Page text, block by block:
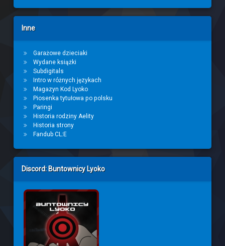
Inne
Garażowe dzieciaki
Wydane książki
Subdigitals
Intro w różnych językach
Magazyn Kod Lyoko
Piosenka tytułowa po polsku
Paringi
Historia rodziny Aelity
Historia strony
Fandub CL:E
Discord: Buntownicy Lyoko